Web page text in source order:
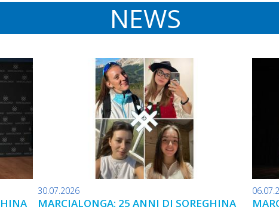
NEWS
30.07.2026
MARCIALONGA: 25 ANNI DI SOREGHINA